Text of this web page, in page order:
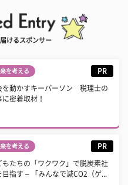
けるスポンサー
を考える PR
を動かすキーパーソン 税理士の
に密着取材！
を考える PR
もたちの「ワクワク」で脱炭素社
目指す – 「みんなで減CO2（ゲ...